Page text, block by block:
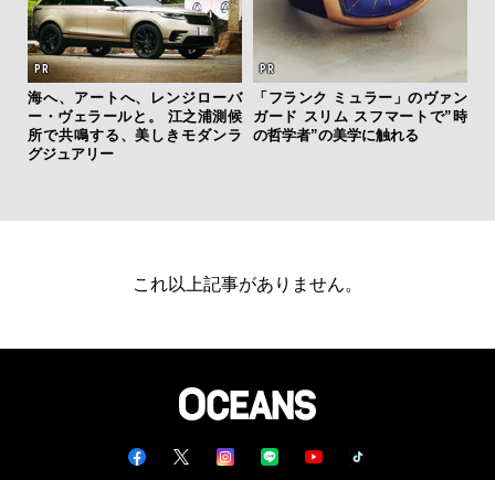
海へ、アートへ、レンジローバ
ー・ヴェラールと。 江之浦測候
所で共鳴する、美しきモダンラ
グジュアリー
「フランク ミュラー」のヴァン
ガード スリム スフマートで”時
の哲学者”の美学に触れる
これ以上記事がありません。